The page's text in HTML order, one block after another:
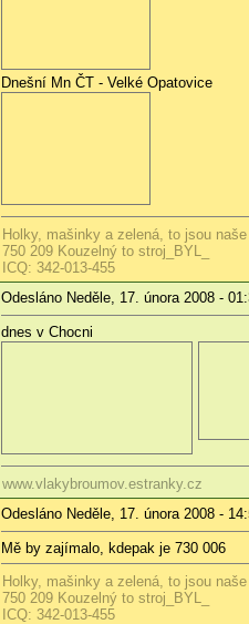
Dnešní Mn ČT - Velké Opatovice
Holky, mašinky a zelená, to jsou
750 209 Kouzelný to stroj_BYL_
ICQ: 342-013-455
Odesláno Neděle, 17. února 2008 -
dnes v Chocni
www.vlakybroumov.estranky.cz
Odesláno Neděle, 17. února 2008 -
Mě by zajímalo, kdepak je 730 006
Holky, mašinky a zelená, to jsou
750 209 Kouzelný to stroj_BYL_
ICQ: 342-013-455